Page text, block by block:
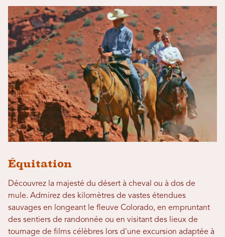
Équitation
Découvrez la majesté du désert à cheval ou à dos de
mule. Admirez des kilomètres de vastes étendues
sauvages en longeant le fleuve Colorado, en empruntant
des sentiers de randonnée ou en visitant des lieux de
tournage de films célèbres lors d'une excursion adaptée à